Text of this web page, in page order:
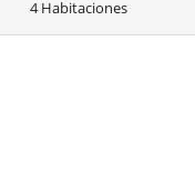
4 Habitaciones